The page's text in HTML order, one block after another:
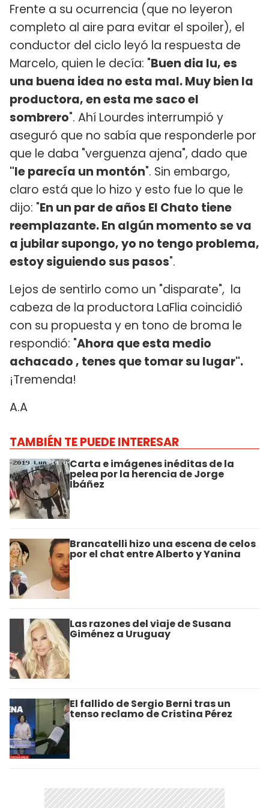
Frente a su ocurrencia (que no leyeron
completo al aire para evitar el spoiler), el
conductor del ciclo leyó la respuesta de
Marcelo, quien le decía: "Buen dia lu, es
una buena idea no esta mal. Muy bien la
productora, en esta me saco el
sombrero". Ahí Lourdes interrumpió y
aseguró que no sabía que responderle por
que le daba "verguenza ajena", dado que
"le parecía un montón". Sin embargo,
claro está que lo hizo y esto fue lo que le
dijo: "En un par de años El Chato tiene
reemplazante. En algún momento se va
a jubilar supongo, yo no tengo problema,
estoy siguiendo sus pasos".
Lejos de sentirlo como un "disparate", la
cabeza de la productora LaFlia coincidió
con su propuesta y en tono de broma le
respondió: "Ahora que esta medio
achacado , tenes que tomar su lugar".
¡Tremenda!
A.A
TAMBIÉN TE PUEDE INTERESAR
Carta e imágenes inéditas de la
pelea por la herencia de Jorge
Ibáñez
Brancatelli hizo una escena de celos
por el chat entre Alberto y Yanina
Las razones del viaje de Susana
Giménez a Uruguay
El fallido de Sergio Berni tras un
tenso reclamo de Cristina Pérez